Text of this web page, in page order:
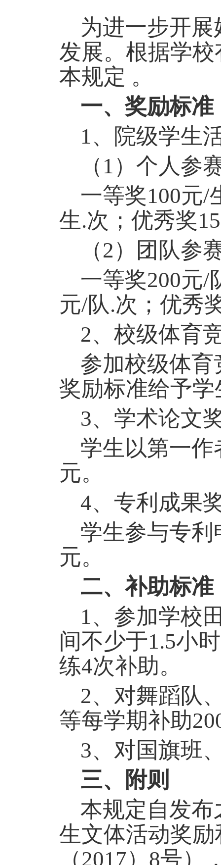
为进一步开
发展。根据学
本规定 。
一、奖励标准
1、院级学生
（1）个人参
一等奖100元/
生.次；优秀奖
（2）团队参
一等奖200元/
元/队.次；优秀
2、校级体育
参加校级体
奖励标准给予
3、学术论文
学生以第一作
元。
4、专利成果
学生参与专利
元。
二、补助标准
1、参加学校
间不少于1.5小
练4次补助。
2、对舞蹈队
等每学期补助
3、对国旗班
三、附则
本规定自发
生文体活动奖
（2017）8号）